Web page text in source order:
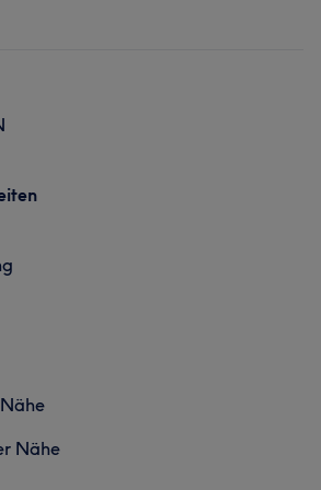
seit 10 Jahren. Ich habe mich
Nähe